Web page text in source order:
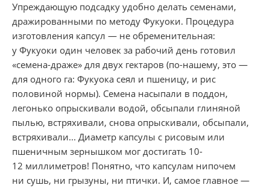
Упреждающую подсадку удобно делать семенами,
дражированными по методу Фукуоки. Процедура
изготовления капсул — не обременительная:
у Фукуоки один человек за рабочий день готовил
«семена-драже» для двух гектаров (по-нашему, это —
для одного га: Фукуока сеял и пшеницу, и рис
половиной нормы). Семена насыпали в поддон,
легонько опрыскивали водой, обсыпали глиняной
пылью, встряхивали, снова опрыскивали, обсыпали,
встряхивали... Диаметр капсулы с рисовым или
пшеничным зернышком мог достигать 10-
12 миллиметров! Понятно, что капсулам нипочем
ни сушь, ни грызуны, ни птички. И, самое главное —